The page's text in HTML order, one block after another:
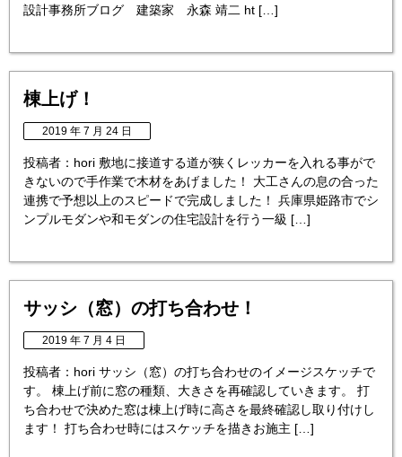
設計事務所ブログ 建築家 永森 靖二 ht […]
棟上げ！
2019 年 7 月 24 日
投稿者：hori 敷地に接道する道が狭くレッカーを入れる事がで
きないので手作業で木材をあげました！ 大工さんの息の合った
連携で予想以上のスピードで完成しました！ 兵庫県姫路市でシ
ンプルモダンや和モダンの住宅設計を行う一級 […]
サッシ（窓）の打ち合わせ！
2019 年 7 月 4 日
投稿者：hori サッシ（窓）の打ち合わせのイメージスケッチで
す。 棟上げ前に窓の種類、大きさを再確認していきます。 打
ち合わせで決めた窓は棟上げ時に高さを最終確認し取り付けし
ます！ 打ち合わせ時にはスケッチを描きお施主 […]